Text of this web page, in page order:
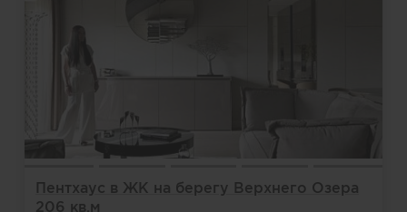
Пентхаус в ЖК на берегу Верхнего Озера
206 кв.м